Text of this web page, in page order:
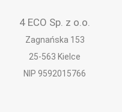
4 ECO Sp. z o.o.
Zagnańska 153
25-563 Kielce
NIP 9592015766